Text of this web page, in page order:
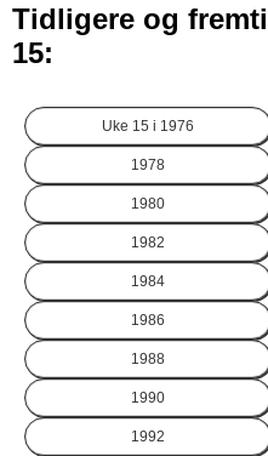
Tidligere og
15:
Uke 15 i 1976
1978
1980
1982
1984
1986
1988
1990
1992